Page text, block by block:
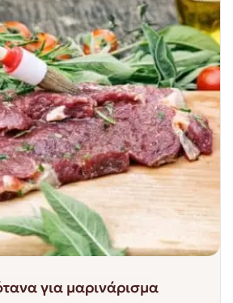
για μαρινάρισμα